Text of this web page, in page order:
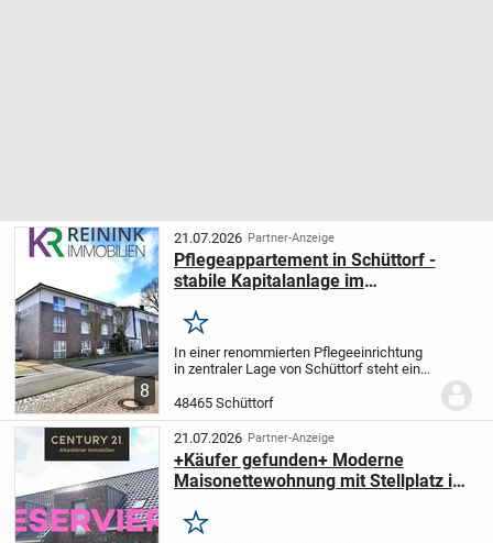
8
21.07.2026 Partner-Anzeige
Pflegeappartement in Schüttorf -
stabile Kapitalanlage im
Merken
In einer renommierten Pflegeeinrichtung
in zentraler Lage von Schüttorf steht ein
Wohnfläche (entspricht ca. 53 m²
Gesamtfläche) zum Erwerb. Die im Jahr
2007...
48465 Schüttorf
21.07.2026 Partner-Anzeige
+Käufer gefunden+ Moderne
Maisonettewohnung mit Stellplatz in
Merken